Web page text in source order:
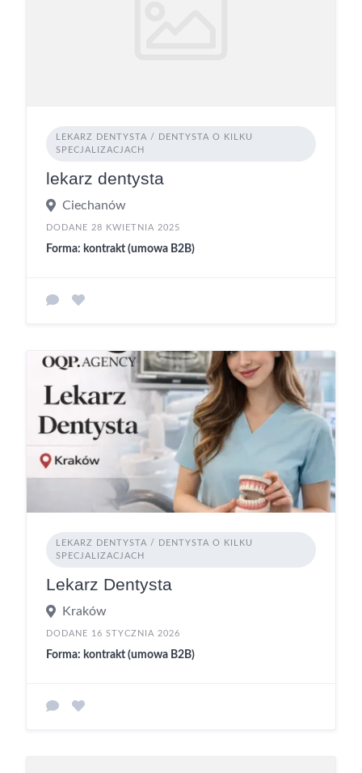
LEKARZ DENTYSTA / DENTYSTA O KILKU
SPECJALIZACJACH
lekarz dentysta
Ciechanów
DODANE 28 KWIETNIA 2025
Forma: kontrakt (umowa B2B)
LEKARZ DENTYSTA / DENTYSTA O KILKU
SPECJALIZACJACH
Lekarz Dentysta
Kraków
DODANE 16 STYCZNIA 2026
Forma: kontrakt (umowa B2B)